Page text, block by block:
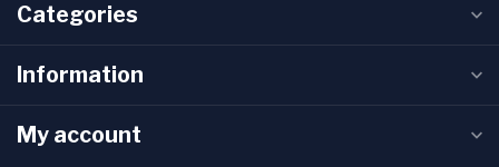
Categories
Information
My account